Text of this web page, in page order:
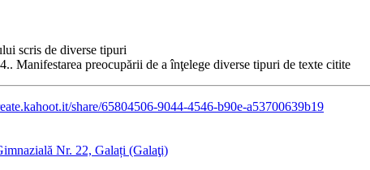
scris de diverse tipuri
Manifestarea preocupării de a înţelege diverse tipuri de texte citite
share/65804506-9044-4546-b90e-a53700639b19
Nr. 22, Galați (Galaţi)